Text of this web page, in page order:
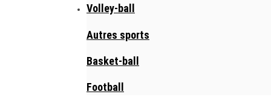
Volley-ball
Autres sports
Basket-ball
Football